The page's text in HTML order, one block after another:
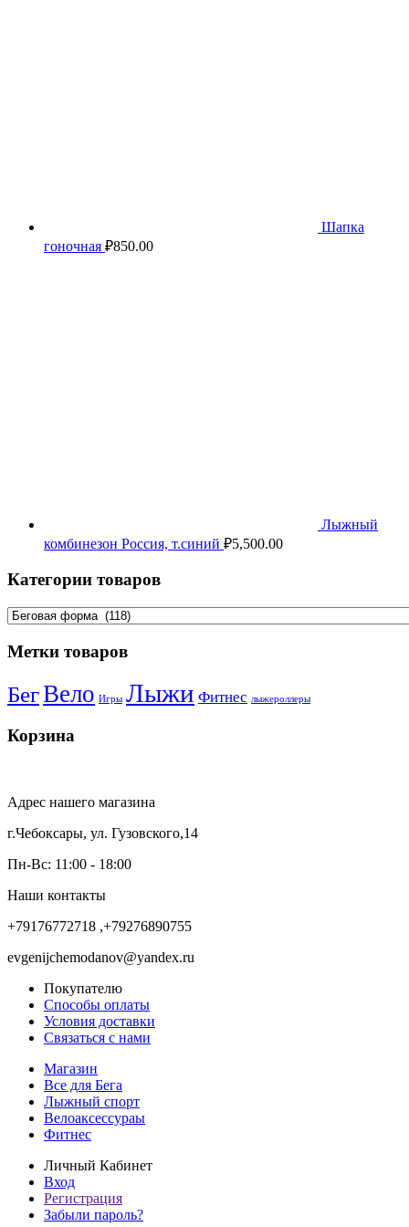
Шапка
гоночная ₽850.00
Лыжный
комбинезон Россия, т.синий ₽5,500.00
Категории товаров
Метки товаров
БегВело Игры Лыжи Фитнес лыжероллеры
Корзина
Адрес нашего магазина
г.Чебоксары, ул. Гузовского,14
Пн-Вс: 11:00 - 18:00
Наши контакты
+79176772718 ,+79276890755
evgenijchemodanov@yandex.ru
Покупателю
Способы оплаты
Условия доставки
Связаться с нами
Магазин
Все для Бега
Лыжный спорт
Велоаксессураы
Фитнес
Личный Кабинет
Вход
Регистрация
Забыли пароль?